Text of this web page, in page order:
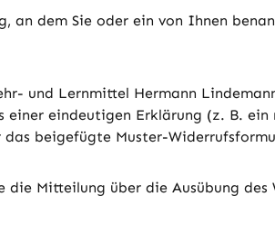
dem Sie oder ein von Ihnen
und Lernmittel Hermann
einer eindeutigen Erklärung (z. B.
beigefügte Muster-
die Mitteilung über die Ausübung